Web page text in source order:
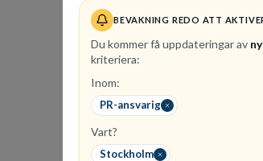
BEVAKNING REDO ATT
Du kommer få uppdateringar av
kriteriera:
Inom:
PR-ansvarig
Vart?
Stockholm